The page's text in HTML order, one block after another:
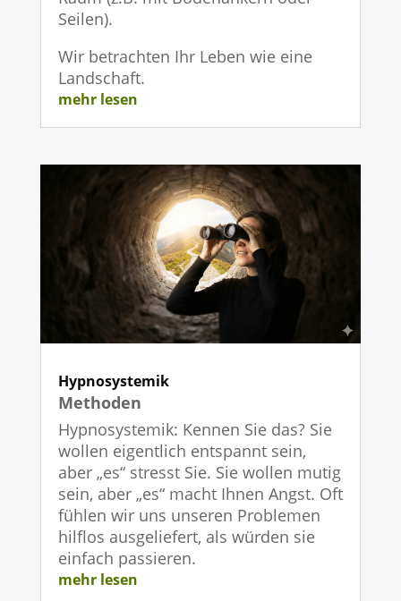
Seilen).
Wir betrachten Ihr Leben wie eine
Landschaft.
mehr lesen
Hypnosystemik
Methoden
Hypnosystemik: Kennen Sie das? Sie
wollen eigentlich entspannt sein,
aber „es“ stresst Sie. Sie wollen mutig
sein, aber „es“ macht Ihnen Angst. Oft
fühlen wir uns unseren Problemen
hilflos ausgeliefert, als würden sie
einfach passieren.
mehr lesen